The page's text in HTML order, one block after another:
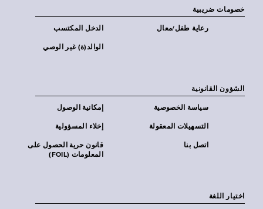
خصومات ضريبية
الدخل المكتسب رعاية طفل/معال
الوالد(ة) غير الوصي
الشؤون القانونية
إمكانية الوصول سياسة الخصوصية
إخلاء المسؤولية التسهيلات المعقولة
قانون حرية الحصول على
المعلومات (FOIL)
اتصل بنا
اختيار اللغة